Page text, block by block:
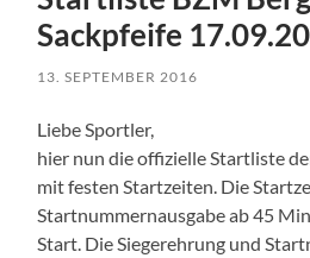
Sackpfeife
13. SEPTEMBER 2016
Liebe Sportler,
hier nun die offizielle Startliste
mit festen Startzeiten. Die
Startnummernausgabe ab 45
Start. Die Siegerehrung und